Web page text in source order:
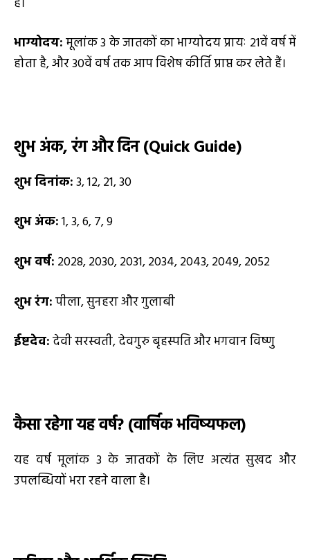
भाग्योदय:मूलांक 3 के जातकों का भाग्योदय प्रायः 21वें वर्ष में
होता है, और 30वें वर्ष तक आप विशेष कीर्ति प्राप्त कर लेते हैं।
शुभ अंक,रंग और दिन (Quick Guide)
शुभ दिनांक:3, 12, 21, 30
शुभ अंक:1, 3, 6, 7, 9
शुभ वर्ष: 2028, 2030, 2031, 2034, 2043, 2049, 2052
शुभ रंग:पीला, सुनहरा और गुलाबी
ईष्टदेव:देवी सरस्वती, देवगुरु बृहस्पति और भगवान विष्णु
कैसा रहेगा यह वर्ष? (वार्षिक भविष्यफल)
यह वर्ष मूलांक 3 के जातकों के लिए अत्यंत सुखद और
उपलब्धियों भरा रहने वाला है।